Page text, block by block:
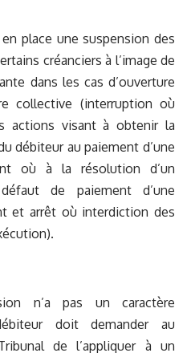
place une suspension des
créanciers à l’image de
dans les cas d’ouverture
collective (interruption où
actions visant à obtenir la
débiteur au paiement d’une
où à la résolution d’un
de paiement d’une
et arrêt où interdiction des
n’a pas un caractère
doit demander au
de l’appliquer à un